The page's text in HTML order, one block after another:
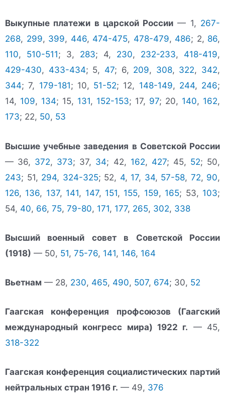
Выкупные платежи в царской России — 1, 267-
268, 299, 399, 446, 474-475, 478-479, 486; 2, 86,
110, 510-511; 3, 283; 4, 230, 232-233, 418-419,
429-430, 433-434; 5, 47; 6, 209, 308, 322, 342,
344; 7, 179-181; 10, 51-52; 12, 148-149, 244, 246;
14, 109, 134; 15, 131, 152-153; 17, 97; 20, 140, 162,
173; 22, 50, 53
Высшие учебные заведения в Советской России
— 36, 372, 373; 37, 34; 42, 162, 427; 45, 52; 50,
243; 51, 294, 324-325; 52, 4, 17, 34, 57-58, 72, 90,
126, 136, 137, 141, 147, 151, 155, 159, 165; 53, 103;
54, 40, 66, 75, 79-80, 171, 177, 265, 302, 338
Высший военный совет в Советской России
(1918) — 50, 51, 75-76, 141, 146, 164
Вьетнам — 28, 230, 465, 490, 507, 674; 30, 52
Гаагская конференция профсоюзов (Гаагский
международный конгресс мира) 1922 г. — 45,
318-322
Гаагская конференция социалистических партий
нейтральных стран 1916 г. — 49, 376